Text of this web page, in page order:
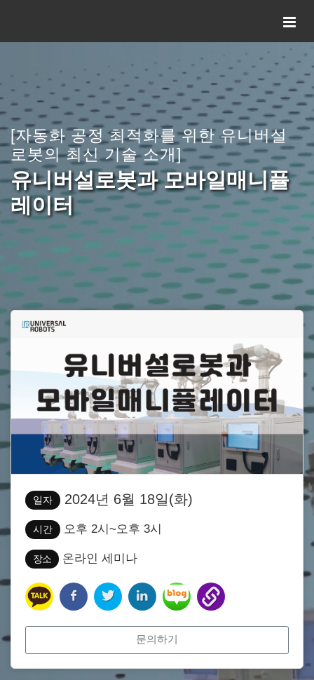
[자동화 공정 최적화를 위한 유니버설
로봇의 최신 기술 소개]
유니버설로봇과 모바일매니퓰
레이터
일자 2024년 6월 18일(화)
시간 오후 2시~오후 3시
장소 온라인 세미나
문의하기